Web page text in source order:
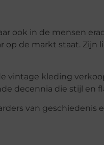
ook in de mensen
op de markt staat. Zijn
vintage kleding
decennia die stijl en
van geschiedenis